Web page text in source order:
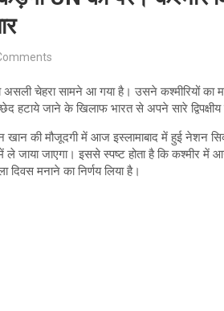
चेहरा सामने आ गया है। उसने कश्मीरियों का
हटाये जाने के खिलाफ भारत से अपने सारे द्विपक्षीय
खान की मौजूदगी में आज इस्लामाबाद में हुई नेशन
जाया जाएगा। इससे स्पष्ट होता है कि कश्मीर में
मनाने का निर्णय लिया है।